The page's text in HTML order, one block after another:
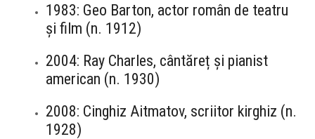
1983: Geo Barton, actor român de teatru
și film (n. 1912)
2004: Ray Charles, cântăreț și pianist
american (n. 1930)
2008: Cinghiz Aitmatov, scriitor kirghiz (n.
1928)